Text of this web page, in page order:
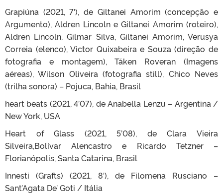
Grapiúna (2021, 7′), de Giltanei Amorim (concepção e
Argumento), Aldren Lincoln e Giltanei Amorim (roteiro),
Aldren Lincoln, Gilmar Silva, Giltanei Amorim, Verusya
Correia (elenco), Victor Quixabeira e Souza (direção de
fotografia e montagem), Táken Roveran (Imagens
aéreas), Wilson Oliveira (fotografia still), Chico Neves
(trilha sonora) – Pojuca, Bahia, Brasil
heart beats (2021, 4’07), de Anabella Lenzu – Argentina /
New York, USA
Heart of Glass (2021, 5’08), de Clara Vieira
Silveira,Bolívar Alencastro e Ricardo Tetzner –
Florianópolis, Santa Catarina, Brasil
Innesti (Grafts) (2021, 8′), de Filomena Rusciano –
Sant’Agata De’ Goti / Itália